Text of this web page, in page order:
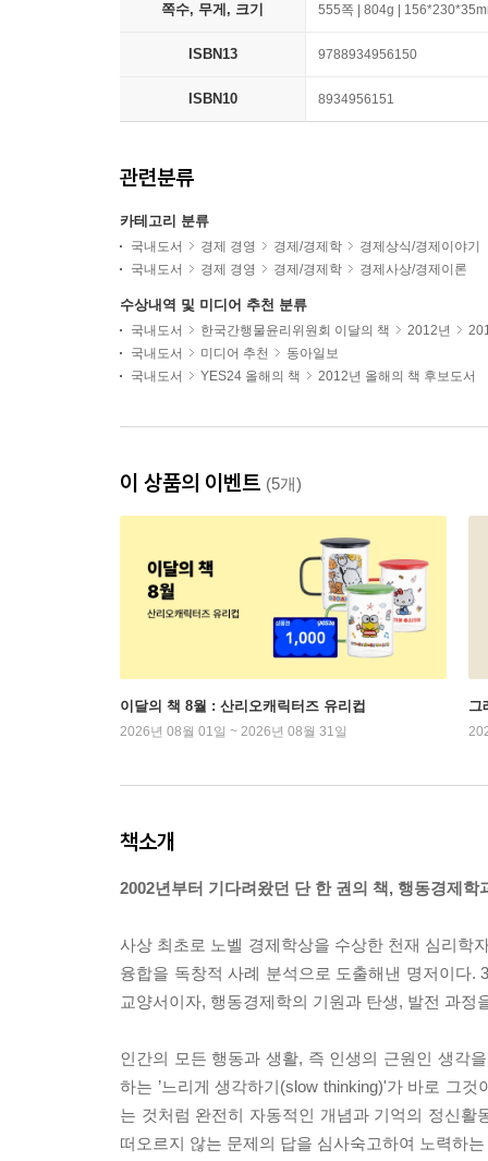
쪽수, 무게, 크기 555쪽 | 804g |
ISBN13 9788934956150
ISBN10 8934956151
관련분류
카테고리 분류
국내도서 경제 경영 경제/경제학
경제상식/경제이야기
국내도서
경제 경영 경제/경제학 경제사상/경제이론
수상내역 및 미디어 추천 분류
국내도서 한국간행물윤리위원회 이달의 책 2012년
국내도서
미디어 추천
동아일보
국내도서
YES24 올해의 책 2012년 올해의 책 후보도서
이 상품의 이벤트 (5개)
이달의 책 8월 : 산리오캐릭터즈 유리컵
2026년 08월 01일 ~ 2026년 08월 31일
그
책소개
2002년부터 기다려왔던 단 한 권의 책, 행동경제학
사상 최초로 노벨 경제학상을 수상한 천재 심리학
융합을 독창적 사례 분석으로 도출해낸 명저이다.
교양서이자, 행동경제학의 기원과 탄생, 발전 과정
인간의 모든 행동과 생활, 즉 인생의 근원인 생각
하는 ’느리게 생각하기(slow thinking)'가 바로 그
는 것처럼 완전히 자동적인 개념과 기억의 정신활
떠오르지 않는 문제의 답을 심사숙고하여 노력하